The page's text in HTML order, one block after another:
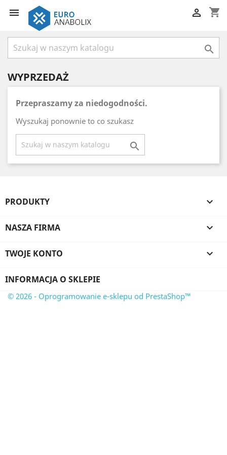
 shopping_cart


WYPRZEDAŻ
Przepraszamy za niedogodności.
Wyszukaj ponownie to co szukasz

PRODUKTY 
NASZA FIRMA 
TWOJE KONTO 
INFORMACJA O SKLEPIE
© 2026 - Oprogramowanie e-sklepu od PrestaShop™